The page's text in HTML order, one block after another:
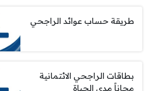
طريقة حساب عوائد الراجحي
بطاقات الراجحي الائتمانية
مجاناً مدى الحياة